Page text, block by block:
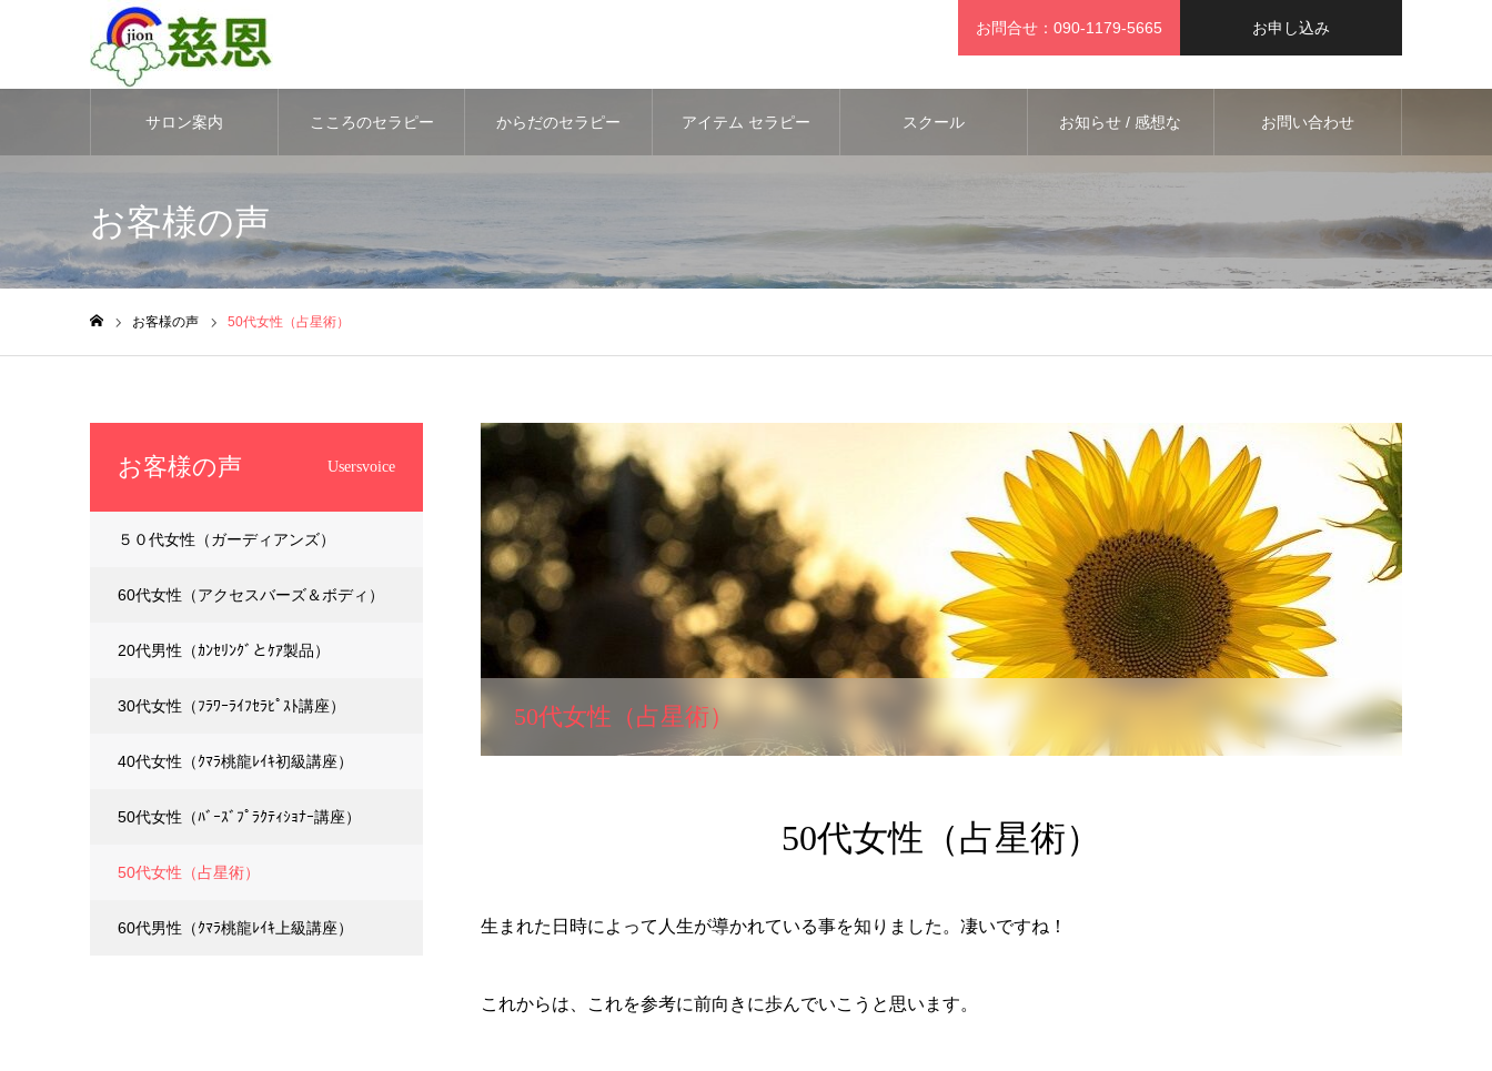
お問合せ：090-1179-5665 お申し込み
サロン案内 こころのセラピー からだのセラピー アイテム セラピー スクール お知らせ / 感想な お問い合わせ
お客様の声
お客様の声 50代女性（占星術）
50代女性（占星術）
50代女性（占星術）
生まれた日時によって人生が導かれている事を知りました。凄いですね！
これからは、これを参考に前向きに歩んでいこうと思います。
お客様の声 Usersvoice
５０代女性（ガーディアンズ）
60代女性（アクセスバーズ＆ボディ）
20代男性（ｶﾝｾﾘﾝｸﾞとｹｱ製品）
30代女性（ﾌﾗﾜｰﾗｲﾌｾﾗﾋﾟｽﾄ講座）
40代女性（ｸﾏﾗ桃龍ﾚｲｷ初級講座）
50代女性（ﾊﾞｰｽﾞﾌﾟﾗｸﾃｨｼｮﾅｰ講座）
50代女性（占星術）
60代男性（ｸﾏﾗ桃龍ﾚｲｷ上級講座）